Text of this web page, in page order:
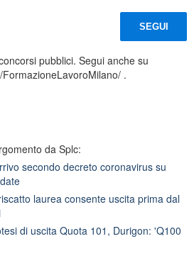
SEGUI
pubblici. Segui anche su
.
da Splc:
secondo decreto coronavirus su
laurea consente uscita prima dal
di uscita Quota 101, Durigon: 'Q100